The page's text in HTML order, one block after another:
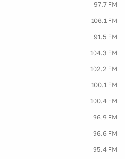
97.7 FM
106.1 FM
91.5 FM
104.3 FM
102.2 FM
100.1 FM
100.4 FM
96.9 FM
96.6 FM
95.4 FM